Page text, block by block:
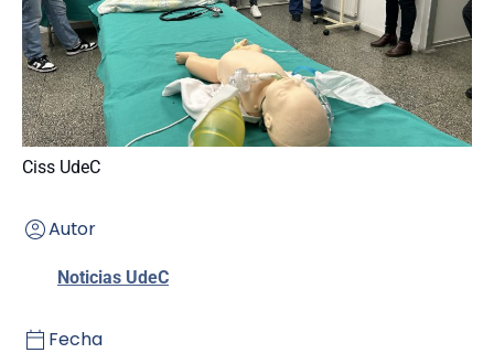
Ciss UdeC
Autor
Noticias UdeC
Fecha